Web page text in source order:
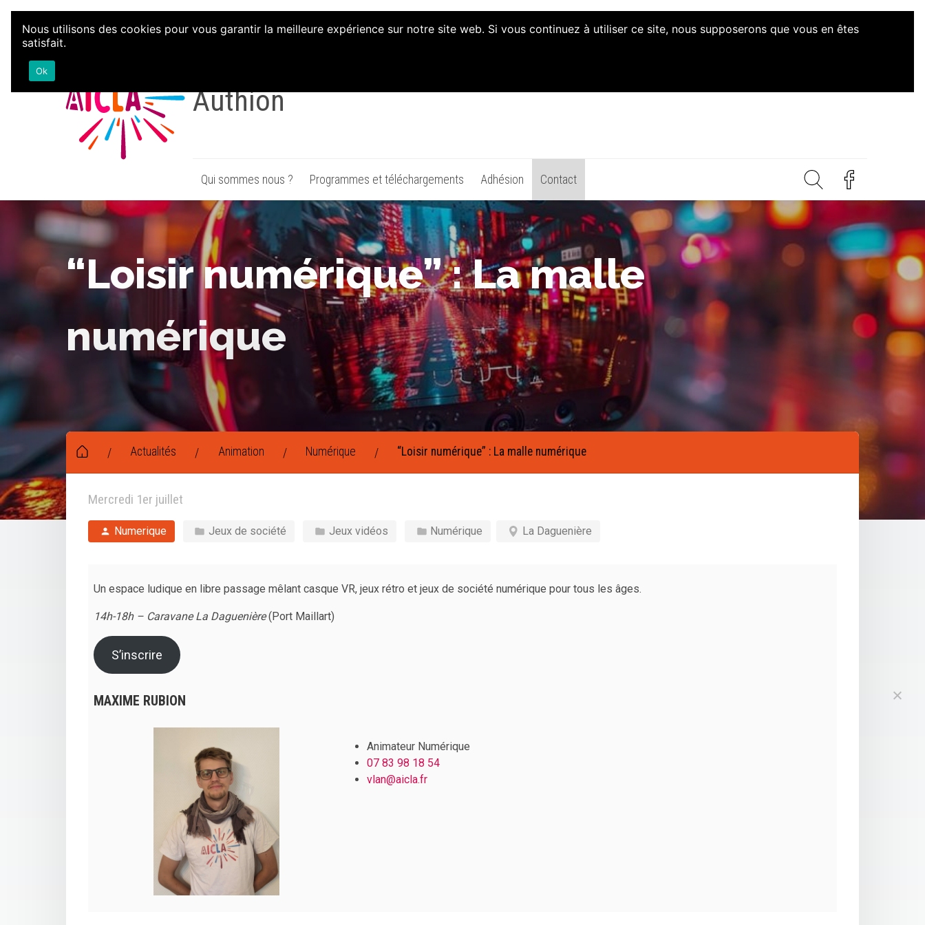
Aller au contenu
Authion
Qui sommes nous ? Programmes et téléchargements Adhésion Contact
“Loisir numérique” : La malle
numérique
/ Actualités / Animation / Numérique / “Loisir numérique” : La malle numérique
Mercredi 1er juillet
Numerique Jeux de société Jeux vidéos Numérique La Daguenière
Un espace ludique en libre passage mêlant casque VR, jeux rétro et jeux de société numérique pour tous les âges.
14h-18h – Caravane La Daguenière(Port Maillart)
S’inscrire
MAXIME RUBION
Animateur Numérique
07 83 98 18 54
vlan@aicla.fr
Nous utilisons des cookies pour vous garantir la meilleure expérience sur notre site web. Si vous continuez à utiliser ce site, nous supposerons que vous en êtes
satisfait.
Ok